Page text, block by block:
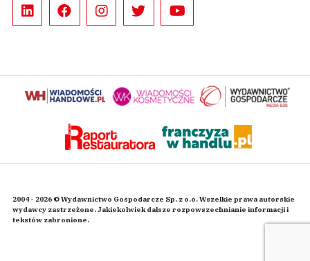
2004 - 2026 © Wydawnictwo Gospodarcze Sp. z o.o. Wszelkie prawa autorskie
wydawcy zastrzeżone. Jakiekolwiek dalsze rozpowszechnianie informacji i
tekstów zabronione.